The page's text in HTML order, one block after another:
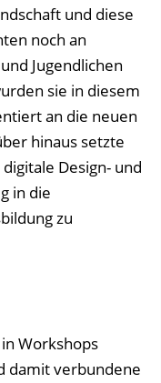
und diese
noch an
Jugendlichen
sie in diesem
an die neuen
hinaus setzte
Design- und
in die
zu
Workshops
damit verbundene